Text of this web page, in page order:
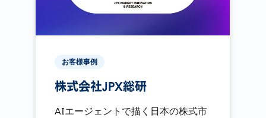
お客様事例
株式会社JPX総研
AIエージェントで描く日本の株式市